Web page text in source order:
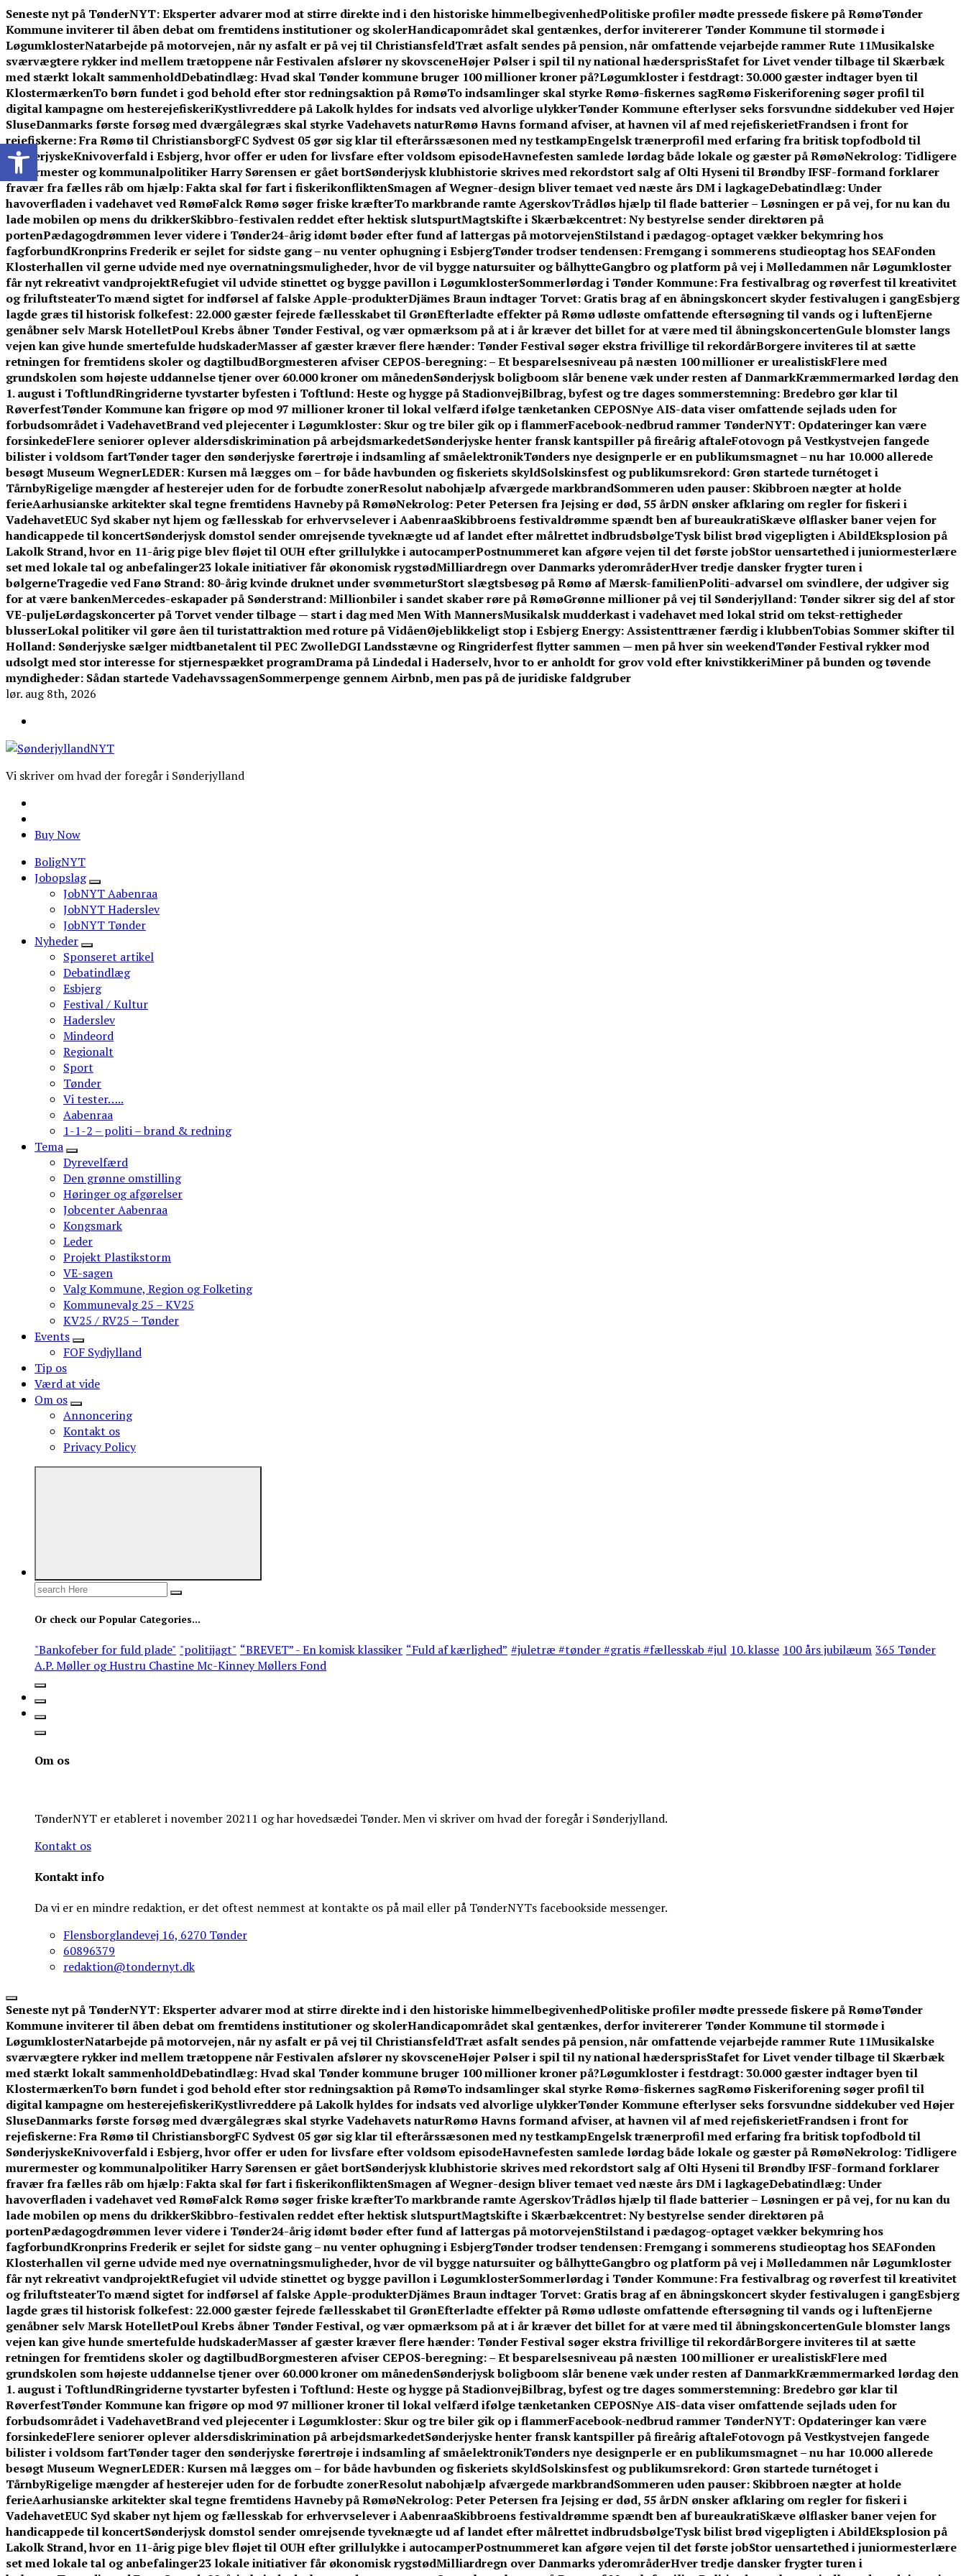
Skip
to
content
Seneste nyt på TønderNYT:Eksperter advarer mod at stirre direkte ind i den historiske himmelbegivenhedPolitiske profiler mødte pressede fiskere på RømøTønder
Kommune inviterer til åben debat om fremtidens institutioner og skolerHandicapområdet skal gentænkes, derfor invitererer Tønder Kommune til stormøde i
LøgumklosterNatarbejde på motorvejen, når ny asfalt er på vej til ChristiansfeldTræt asfalt sendes på pension, når omfattende vejarbejde rammer Rute 11Musikalske
sværvægtere rykker ind mellem trætoppene når Festivalen afslører ny skovsceneHøjer Pølser i spil til ny national hædersprisStafet for Livet vender tilbage til Skærbæk
med stærkt lokalt sammenholdDebatindlæg: Hvad skal Tønder kommune bruger 100 millioner kroner på?Løgumkloster i festdragt: 30.000 gæster indtager byen til
KlostermærkenTo børn fundet i god behold efter stor redningsaktion på RømøTo indsamlinger skal styrke Rømø-fiskernes sagRømø Fiskeriforening søger profil til
digital kampagne om hesterejefiskeriKystlivreddere på Lakolk hyldes for indsats ved alvorlige ulykkerTønder Kommune efterlyser seks forsvundne siddekuber ved Højer
SluseDanmarks første forsøg med dværgålegræs skal styrke Vadehavets naturRømø Havns formand afviser, at havnen vil af med rejefiskerietFrandsen i front for
rejefiskerne: Fra Rømø til ChristiansborgFC Sydvest 05 gør sig klar til efterårssæsonen med ny testkampEngelsk trænerprofil med erfaring fra britisk topfodbold til
SønderjyskeKnivoverfald i Esbjerg, hvor offer er uden for livsfare efter voldsom episodeHavnefesten samlede lørdag både lokale og gæster på RømøNekrolog: Tidligere
murermester og kommunalpolitiker Harry Sørensen er gået bortSønderjysk klubhistorie skrives med rekordstort salg af Olti Hyseni til Brøndby IFSF-formand forklarer
fravær fra fælles råb om hjælp: Fakta skal før fart i fiskerikonfliktenSmagen af Wegner-design bliver temaet ved næste års DM i lagkageDebatindlæg: Under
havoverfladen i vadehavet ved RømøFalck Rømø søger friske kræfterTo markbrande ramte AgerskovTrådløs hjælp til flade batterier – Løsningen er på vej, for nu kan du
lade mobilen op mens du drikkerSkibbro-festivalen reddet efter hektisk slutspurtMagtskifte i Skærbækcentret: Ny bestyrelse sender direktøren på
portenPædagogdrømmen lever videre i Tønder24-årig idømt bøder efter fund af lattergas på motorvejenStilstand i pædagog-optaget vækker bekymring hos
fagforbundKronprins Frederik er sejlet for sidste gang – nu venter ophugning i EsbjergTønder trodser tendensen: Fremgang i sommerens studieoptag hos SEAFonden
Klosterhallen vil gerne udvide med nye overnatningsmuligheder, hvor de vil bygge natursuiter og bålhytteGangbro og platform på vej i Mølledammen når Løgumkloster
får nyt rekreativt vandprojektRefugiet vil udvide stinettet og bygge pavillon i LøgumklosterSommerlørdag i Tønder Kommune: Fra festivalbrag og røverfest til kreativitet
og friluftsteaterTo mænd sigtet for indførsel af falske Apple-produkterDjämes Braun indtager Torvet: Gratis brag af en åbningskoncert skyder festivalugen i gangEsbjerg
lagde græs til historisk folkefest: 22.000 gæster fejrede fællesskabet til GrønEfterladte effekter på Rømø udløste omfattende eftersøgning til vands og i luftenEjerne
genåbner selv Marsk HotelletPoul Krebs åbner Tønder Festival, og vær opmærksom på at i år kræver det billet for at være med til åbningskoncertenGule blomster langs
vejen kan give hunde smertefulde hudskaderMasser af gæster kræver flere hænder: Tønder Festival søger ekstra frivillige til rekordårBorgere inviteres til at sætte
retningen for fremtidens skoler og dagtilbudBorgmesteren afviser CEPOS-beregning: – Et besparelsesniveau på næsten 100 millioner er urealistiskFlere med
grundskolen som højeste uddannelse tjener over 60.000 kroner om månedenSønderjysk boligboom slår benene væk under resten af DanmarkKræmmermarked lørdag den
1. august i ToftlundRingriderne tyvstarter byfesten i Toftlund: Heste og hygge på StadionvejBilbrag, byfest og tre dages sommerstemning: Bredebro gør klar til
RøverfestTønder Kommune kan frigøre op mod 97 millioner kroner til lokal velfærd ifølge tænketanken CEPOSNye AIS-data viser omfattende sejlads uden for
forbudsområdet i VadehavetBrand ved plejecenter i Løgumkloster: Skur og tre biler gik op i flammerFacebook-nedbrud rammer TønderNYT: Opdateringer kan være
forsinkedeFlere seniorer oplever aldersdiskrimination på arbejdsmarkedetSønderjyske henter fransk kantspiller på fireårig aftaleFotovogn på Vestkystvejen fangede
bilister i voldsom fartTønder tager den sønderjyske førertrøje i indsamling af småelektronikTønders nye designperle er en publikumsmagnet – nu har 10.000 allerede
besøgt Museum WegnerLEDER: Kursen må lægges om – for både havbunden og fiskeriets skyldSolskinsfest og publikumsrekord: Grøn startede turnétoget i
TårnbyRigelige mængder af hesterejer uden for de forbudte zonerResolut nabohjælp afværgede markbrandSommeren uden pauser: Skibbroen nægter at holde
ferieAarhusianske arkitekter skal tegne fremtidens Havneby på RømøNekrolog: Peter Petersen fra Jejsing er død, 55 årDN ønsker afklaring om regler for fiskeri i
VadehavetEUC Syd skaber nyt hjem og fællesskab for erhvervselever i AabenraaSkibbroens festivaldrømme spændt ben af bureaukratiSkæve ølflasker baner vejen for
handicappede til koncertSønderjysk domstol sender omrejsende tyveknægte ud af landet efter målrettet indbrudsbølgeTysk bilist brød vigepligten i AbildEksplosion på
Lakolk Strand, hvor en 11-årig pige blev fløjet til OUH efter grillulykke i autocamperPostnummeret kan afgøre vejen til det første jobStor uensartethed i juniormesterlære
set med lokale tal og anbefalinger23 lokale initiativer får økonomisk rygstødMilliardregn over Danmarks yderområderHver tredje dansker frygter turen i
bølgerneTragedie ved Fanø Strand: 80-årig kvinde druknet under svømmeturStort slægtsbesøg på Rømø af Mærsk-familienPoliti-advarsel om svindlere, der udgiver sig
for at være bankenMercedes-eskapader på Sønderstrand: Millionbiler i sandet skaber røre på RømøGrønne millioner på vej til Sønderjylland: Tønder sikrer sig del af stor
VE-puljeLørdagskoncerter på Torvet vender tilbage — start i dag med Men With MannersMusikalsk mudderkast i vadehavet med lokal strid om tekst-rettigheder
blusserLokal politiker vil gøre åen til turistattraktion med roture på VidåenØjeblikkeligt stop i Esbjerg Energy: Assistenttræner færdig i klubbenTobias Sommer skifter til
Holland: Sønderjyske sælger midtbanetalent til PEC ZwolleDGI Landsstævne og Ringriderfest flytter sammen — men på hver sin weekendTønder Festival rykker mod
udsolgt med stor interesse for stjernespækket programDrama på Lindedal i Haderselv, hvor to er anholdt for grov vold efter knivstikkeriMiner på bunden og tøvende
myndigheder: Sådan startede VadehavssagenSommerpenge gennem Airbnb, men pas på de juridiske faldgruber
lør. aug 8th, 2026
Vi skriver om hvad der foregår i Sønderjylland
Buy Now
BoligNYT
Jobopslag
JobNYT Aabenraa
JobNYT Haderslev
JobNYT Tønder
Nyheder
Sponseret artikel
Debatindlæg
Esbjerg
Festival / Kultur
Haderslev
Mindeord
Regionalt
Sport
Tønder
Vi tester…..
Aabenraa
1-1-2 – politi – brand & redning
Tema
Dyrevelfærd
Den grønne omstilling
Høringer og afgørelser
Jobcenter Aabenraa
Kongsmark
Leder
Projekt Plastikstorm
VE-sagen
Valg Kommune, Region og Folketing
Kommunevalg 25 – KV25
KV25 / RV25 – Tønder
Events
FOF Sydjylland
Tip os
Værd at vide
Om os
Annoncering
Kontakt os
Privacy Policy
Search
Or check our Popular Categories...
"Bankofeber for fuld plade" "politijagt" “BREVET” - En komisk klassiker “Fuld af kærlighed” #juletræ #tønder #gratis #fællesskab #jul 10. klasse 100 års jubilæum 365 Tønder
A.P. Møller og Hustru Chastine Mc-Kinney Møllers Fond
Om os
TønderNYT er etableret i november 20211 og har hovedsædei Tønder. Men vi skriver om hvad der foregår i Sønderjylland.
Kontakt os
Kontakt info
Da vi er en mindre redaktion, er det oftest nemmest at kontakte os på mail eller på TønderNYTs facebookside messenger.
Flensborglandevej 16, 6270 Tønder
60896379
redaktion@tondernyt.dk
Seneste nyt på TønderNYT:Eksperter advarer mod at stirre direkte ind i den historiske himmelbegivenhedPolitiske profiler mødte pressede fiskere på RømøTønder
Kommune inviterer til åben debat om fremtidens institutioner og skolerHandicapområdet skal gentænkes, derfor invitererer Tønder Kommune til stormøde i
LøgumklosterNatarbejde på motorvejen, når ny asfalt er på vej til ChristiansfeldTræt asfalt sendes på pension, når omfattende vejarbejde rammer Rute 11Musikalske
sværvægtere rykker ind mellem trætoppene når Festivalen afslører ny skovsceneHøjer Pølser i spil til ny national hædersprisStafet for Livet vender tilbage til Skærbæk
med stærkt lokalt sammenholdDebatindlæg: Hvad skal Tønder kommune bruger 100 millioner kroner på?Løgumkloster i festdragt: 30.000 gæster indtager byen til
KlostermærkenTo børn fundet i god behold efter stor redningsaktion på RømøTo indsamlinger skal styrke Rømø-fiskernes sagRømø Fiskeriforening søger profil til
digital kampagne om hesterejefiskeriKystlivreddere på Lakolk hyldes for indsats ved alvorlige ulykkerTønder Kommune efterlyser seks forsvundne siddekuber ved Højer
SluseDanmarks første forsøg med dværgålegræs skal styrke Vadehavets naturRømø Havns formand afviser, at havnen vil af med rejefiskerietFrandsen i front for
rejefiskerne: Fra Rømø til ChristiansborgFC Sydvest 05 gør sig klar til efterårssæsonen med ny testkampEngelsk trænerprofil med erfaring fra britisk topfodbold til
SønderjyskeKnivoverfald i Esbjerg, hvor offer er uden for livsfare efter voldsom episodeHavnefesten samlede lørdag både lokale og gæster på RømøNekrolog: Tidligere
murermester og kommunalpolitiker Harry Sørensen er gået bortSønderjysk klubhistorie skrives med rekordstort salg af Olti Hyseni til Brøndby IFSF-formand forklarer
fravær fra fælles råb om hjælp: Fakta skal før fart i fiskerikonfliktenSmagen af Wegner-design bliver temaet ved næste års DM i lagkageDebatindlæg: Under
havoverfladen i vadehavet ved RømøFalck Rømø søger friske kræfterTo markbrande ramte AgerskovTrådløs hjælp til flade batterier – Løsningen er på vej, for nu kan du
lade mobilen op mens du drikkerSkibbro-festivalen reddet efter hektisk slutspurtMagtskifte i Skærbækcentret: Ny bestyrelse sender direktøren på
portenPædagogdrømmen lever videre i Tønder24-årig idømt bøder efter fund af lattergas på motorvejenStilstand i pædagog-optaget vækker bekymring hos
fagforbundKronprins Frederik er sejlet for sidste gang – nu venter ophugning i EsbjergTønder trodser tendensen: Fremgang i sommerens studieoptag hos SEAFonden
Klosterhallen vil gerne udvide med nye overnatningsmuligheder, hvor de vil bygge natursuiter og bålhytteGangbro og platform på vej i Mølledammen når Løgumkloster
får nyt rekreativt vandprojektRefugiet vil udvide stinettet og bygge pavillon i LøgumklosterSommerlørdag i Tønder Kommune: Fra festivalbrag og røverfest til kreativitet
og friluftsteaterTo mænd sigtet for indførsel af falske Apple-produkterDjämes Braun indtager Torvet: Gratis brag af en åbningskoncert skyder festivalugen i gangEsbjerg
lagde græs til historisk folkefest: 22.000 gæster fejrede fællesskabet til GrønEfterladte effekter på Rømø udløste omfattende eftersøgning til vands og i luftenEjerne
genåbner selv Marsk HotelletPoul Krebs åbner Tønder Festival, og vær opmærksom på at i år kræver det billet for at være med til åbningskoncertenGule blomster langs
vejen kan give hunde smertefulde hudskaderMasser af gæster kræver flere hænder: Tønder Festival søger ekstra frivillige til rekordårBorgere inviteres til at sætte
retningen for fremtidens skoler og dagtilbudBorgmesteren afviser CEPOS-beregning: – Et besparelsesniveau på næsten 100 millioner er urealistiskFlere med
grundskolen som højeste uddannelse tjener over 60.000 kroner om månedenSønderjysk boligboom slår benene væk under resten af DanmarkKræmmermarked lørdag den
1. august i ToftlundRingriderne tyvstarter byfesten i Toftlund: Heste og hygge på StadionvejBilbrag, byfest og tre dages sommerstemning: Bredebro gør klar til
RøverfestTønder Kommune kan frigøre op mod 97 millioner kroner til lokal velfærd ifølge tænketanken CEPOSNye AIS-data viser omfattende sejlads uden for
forbudsområdet i VadehavetBrand ved plejecenter i Løgumkloster: Skur og tre biler gik op i flammerFacebook-nedbrud rammer TønderNYT: Opdateringer kan være
forsinkedeFlere seniorer oplever aldersdiskrimination på arbejdsmarkedetSønderjyske henter fransk kantspiller på fireårig aftaleFotovogn på Vestkystvejen fangede
bilister i voldsom fartTønder tager den sønderjyske førertrøje i indsamling af småelektronikTønders nye designperle er en publikumsmagnet – nu har 10.000 allerede
besøgt Museum WegnerLEDER: Kursen må lægges om – for både havbunden og fiskeriets skyldSolskinsfest og publikumsrekord: Grøn startede turnétoget i
TårnbyRigelige mængder af hesterejer uden for de forbudte zonerResolut nabohjælp afværgede markbrandSommeren uden pauser: Skibbroen nægter at holde
ferieAarhusianske arkitekter skal tegne fremtidens Havneby på RømøNekrolog: Peter Petersen fra Jejsing er død, 55 årDN ønsker afklaring om regler for fiskeri i
VadehavetEUC Syd skaber nyt hjem og fællesskab for erhvervselever i AabenraaSkibbroens festivaldrømme spændt ben af bureaukratiSkæve ølflasker baner vejen for
handicappede til koncertSønderjysk domstol sender omrejsende tyveknægte ud af landet efter målrettet indbrudsbølgeTysk bilist brød vigepligten i AbildEksplosion på
Lakolk Strand, hvor en 11-årig pige blev fløjet til OUH efter grillulykke i autocamperPostnummeret kan afgøre vejen til det første jobStor uensartethed i juniormesterlære
set med lokale tal og anbefalinger23 lokale initiativer får økonomisk rygstødMilliardregn over Danmarks yderområderHver tredje dansker frygter turen i
Open toolbar